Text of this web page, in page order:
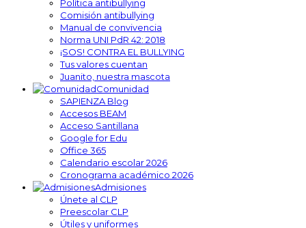
Política antibullying
Comisión antibullying
Manual de convivencia
Norma UNI PdR 42: 2018
¡SOS! CONTRA EL BULLYING
Tus valores cuentan
Juanito, nuestra mascota
Comunidad
SAPIENZA Blog
Accesos BEAM
Acceso Santillana
Google for Edu
Office 365
Calendario escolar 2026
Cronograma académico 2026
Admisiones
Únete al CLP
Preescolar CLP
Útiles y uniformes